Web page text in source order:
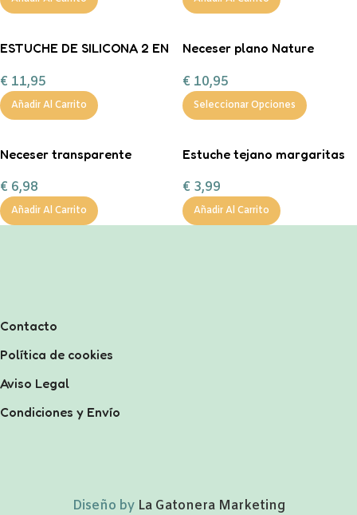
ESTUCHE DE SILICONA 2 EN
LEGAMI
€ 11,95
Añadir Al Carrito
Neceser plano Nature
€ 10,95
Seleccionar Opciones
Neceser transparente
€ 6,98
Añadir Al Carrito
Estuche tejano margaritas
€ 3,99
Añadir Al Carrito
Contacto
Política de cookies
Aviso Legal
Condiciones y Envío
Diseño by La Gatonera Marketing